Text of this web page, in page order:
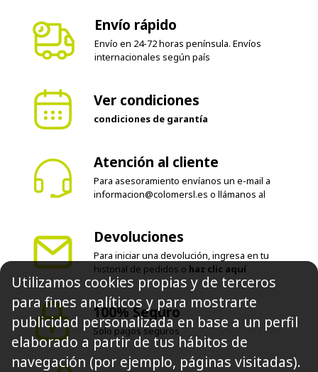
Envío rápido
Envío en 24-72 horas península. Envíos
internacionales según país
Ver condiciones
condiciones de garantía
Atención al cliente
Para asesoramiento envíanos un e-mail a
informacion@colomersl.es o llámanos al
Devoluciones
Para iniciar una devolución, ingresa en tu
historial de pedidos o haz clic aquí
100% Seguro
Solo pagos seguros
Utilizamos cookies propias y de terceros
para fines analíticos y para mostrarte
publicidad personalizada en base a un perfil
elaborado a partir de tus hábitos de
navegación (por ejemplo, páginas visitadas).